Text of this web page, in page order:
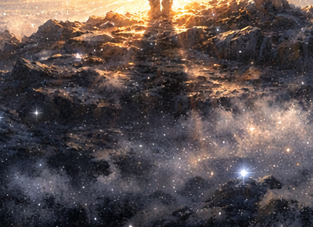
検索
検
索：
新コンテンツ
新
コ
ン
テ
ン
ツ
カテゴリー
記事一覧
哲学の復興
神
自由